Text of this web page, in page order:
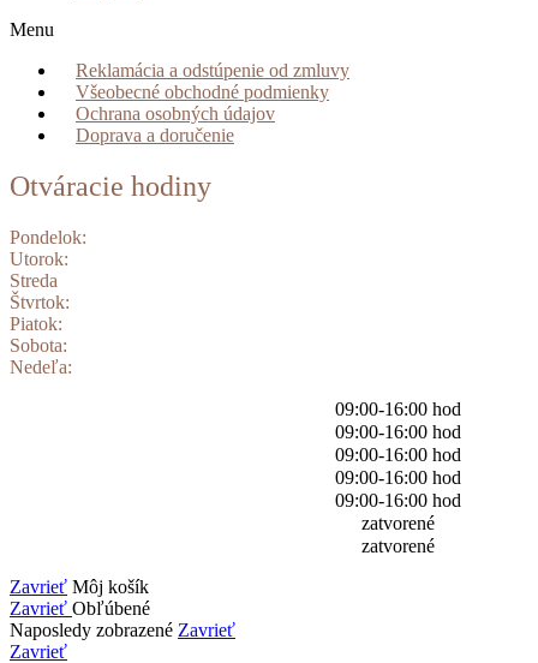
Menu
Reklamácia a odstúpenie od zmluvy
Všeobecné obchodné podmienky
Ochrana osobných údajov
Doprava a doručenie
Otváracie hodiny
Pondelok:
Utorok:
Streda
Štvrtok:
Piatok:
Sobota:
Nedeľa:
09:00-16:00 hod
09:00-16:00 hod
09:00-16:00 hod
09:00-16:00 hod
09:00-16:00 hod
zatvorené
zatvorené
Zavrieť Môj košík
Zavrieť Obľúbené
Naposledy zobrazené Zavrieť
Zavrieť